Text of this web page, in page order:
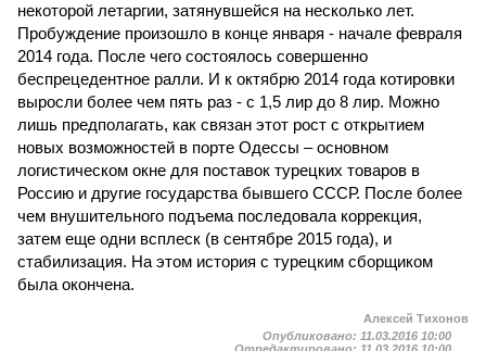
некоторой летаргии, затянувшейся на несколько лет.
Пробуждение произошло в конце января - начале февраля
2014 года. После чего состоялось совершенно
беспрецедентное ралли. И к октябрю 2014 года котировки
выросли более чем пять раз - с 1,5 лир до 8 лир. Можно
лишь предполагать, как связан этот рост с открытием
новых возможностей в порте Одессы – основном
логистическом окне для поставок турецких товаров в
Россию и другие государства бывшего СССР. После более
чем внушительного подъема последовала коррекция,
затем еще одни всплеск (в сентябре 2015 года), и
стабилизация. На этом история с турецким сборщиком
была окончена.
Алексей Тихонов
Опубликовано: 11.03.2016 10:00